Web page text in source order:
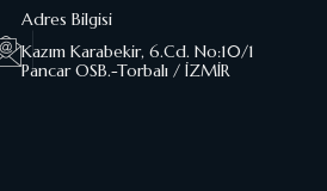
Adres Bilgisi
Kazım Karabekir, 6.Cd. No:10/1
Pancar OSB.-Torbalı / İZMİR